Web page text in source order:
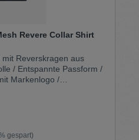
Revere Collar Shirt
Reverskragen aus
Markenlogo /
fürs Krawattentragen.
gespart)